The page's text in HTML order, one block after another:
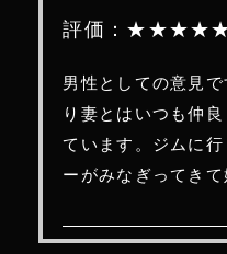
評価：
男性としての意見
り妻とはいつも仲
ています。ジムに
ーがみなぎってきて